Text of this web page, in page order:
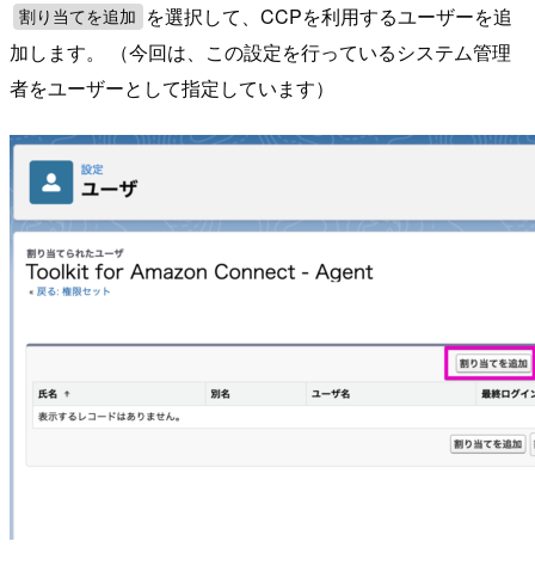
割り当てを追加
を選択して、CCPを利用するユーザーを追
加します。 （今回は、この設定を行っているシステム管理
者をユーザーとして指定しています）